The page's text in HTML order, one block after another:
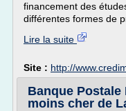
financement des
différentes formes de
Lire la suite
Site : http://
Banque
moins cher de